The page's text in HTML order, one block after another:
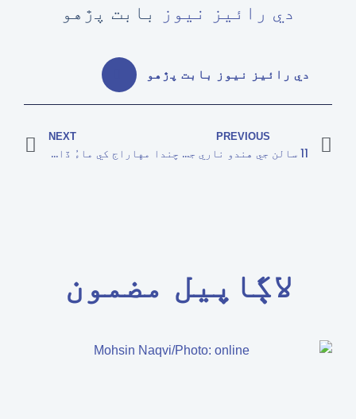
دي رائيز نيوزبابت پڙهو
دي رائيز نيوز بابت پڙهو
PREVIOUS
11 سالن جي هندو ناري جو زوريءَ مذهب تبديل
NEXT
چندا مهاراج کي ماءُ ڏانهن نه موڪليو ويو
لاڳاپيل مضمون